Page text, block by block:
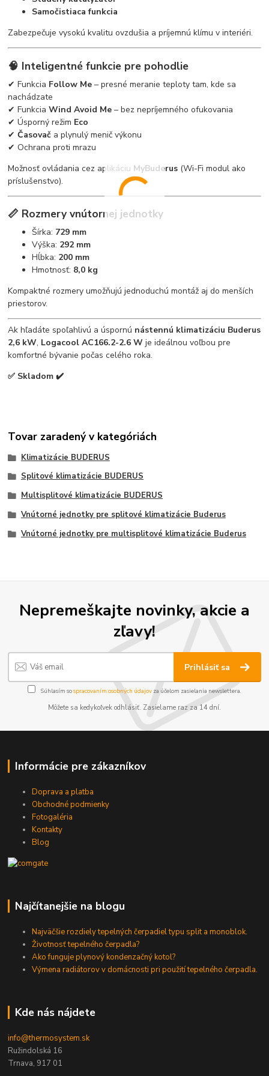
Samočistiaca funkcia
Zabezpečuje vysokú kvalitu ovzdušia a príjemnú klímu v interiéri.
🧠 Inteligentné funkcie pre pohodlie
✔ Funkcia Follow Me – presné meranie teploty tam, kde sa
nachádzate
✔ FunkciaWind Avoid Me – bez nepríjemného ofukovania
✔ Úsporný režim Eco
✔Časovač a plynulý menič výkonu
✔ Ochrana proti mrazu
Možnosť ovládania cez aplikáciu MyBuderus (Wi-Fi modul ako
príslušenstvo).
📏 Rozmery vnútornej jednotky
Šírka: 729 mm
Výška: 292 mm
Hĺbka: 200 mm
Hmotnosť: 8,0 kg
Kompaktné rozmery umožňujú jednoduchú montáž aj do menších
priestorov.
Ak hľadáte spoľahlivú a úspornú nástennú klimatizáciu Buderus
2,6 kW, Logacool AC166.2-2.6 W je ideálnou voľbou pre
komfortné bývanie počas celého roka.
✅ Skladom ✔️
Tovar zaradený v kategóriách
Klimatizácie BUDERUS
Splitové klimatizácie BUDERUS
Multisplitové klimatizácie BUDERUS
Vnútorné jednotky pre splitové klimatizácie Buderus
Vnútorné jednotky pre multisplitové klimatizácie Buderus
Nepremeškajte novinky, akcie a
zľavy!
Prihlásiť sa
Súhlasím sospracovaním osobných údajov za účelom zasielania newslettera.
Môžete sa kedykoľvek odhlásiť. Zasielame raz za 14 dní.
Informácie pre zákazníkov
Doprava a platba
Obchodné podmienky
Fotogaléria
Kontakty
Blog
Najčítanejšie na blogu
Najväčšie rozdiely tepelných čerpadiel typu split a monoblok.
Životnosť tepelného čerpadla?
Ako funguje plynový kondenzačný kotol?
Výmena radiátorov v domácnosti pri použití tepelného čerpadla.
Kde nás nájdete
info@thermosystem.sk
Ružindolská 16
Trnava, 917 01